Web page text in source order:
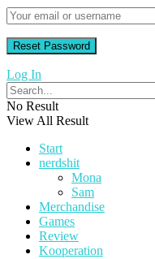
Log In
No Result
View All Result
Start
nerdshit
Mona
Sam
Merchandise
Games
Review
Kooperation